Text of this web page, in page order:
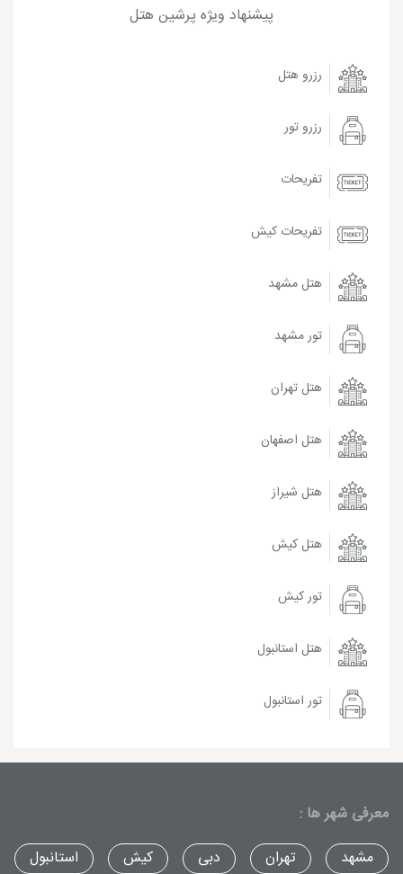
پیشنهاد ویژه پرشین هتل
رزرو هتل
رزرو تور
تفریحات
تفریحات کیش
هتل مشهد
تور مشهد
هتل تهران
هتل اصفهان
هتل شیراز
هتل کیش
تور کیش
هتل استانبول
تور استانبول
معرفی شهر ها :
مشهد
تهران دبی کیش استانبول